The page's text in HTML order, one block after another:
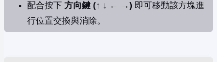
配合按下 方向鍵 (↑ ↓ ← →) 即可移動該方塊進
行位置交換與消除。